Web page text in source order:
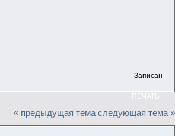
Записан
ПЕЧАТЬ
« предыдущая тема следующая тема »